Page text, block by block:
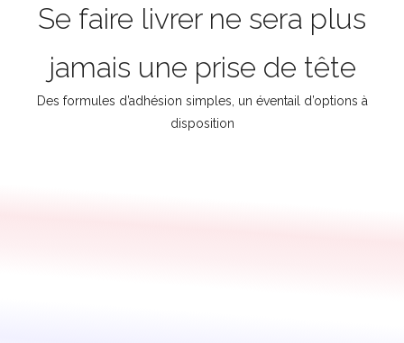
Se faire livrer ne sera plus
jamais une prise de tête
Des formules d’adhésion simples, un éventail d’options à
disposition